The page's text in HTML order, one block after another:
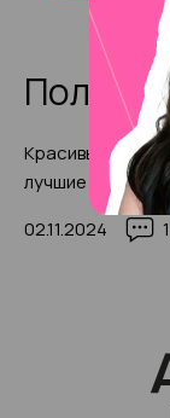
Красивый
лучшие тренды,
техники (+300
02.11.2024 1